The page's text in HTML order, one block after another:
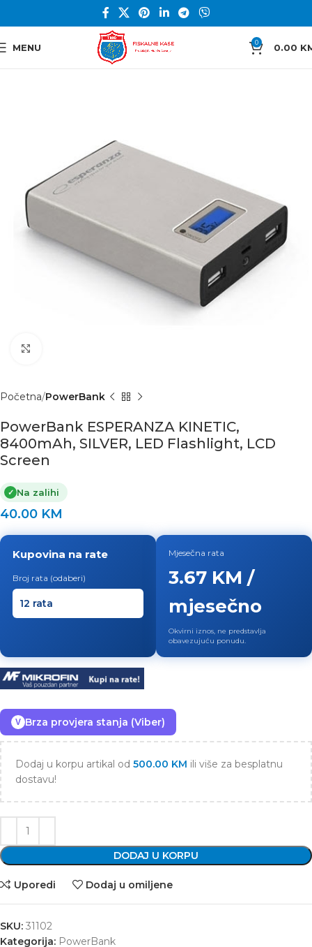
MENU 0 0.00
Početna PowerBank
PowerBank ESPERANZA KINETIC,
8400mAh, SILVER, LED Flashlight, LCD
Screen
✓ Na zalihi
40.00 KM
Kupovina na rate
Broj rata (odaberi)
Mjesečna rata
3.67 KM /
mjesečno
Okvirni iznos, ne predstavlja
obavezujuću ponudu.
V Brza provjera stanja (Viber)
Dodaj u korpu artikal od 500.00 KM ili više za besplatnu
dostavu!
DODAJ U KORPU
Uporedi Dodaj u omiljene
SKU: 31102
Kategorija: PowerBank